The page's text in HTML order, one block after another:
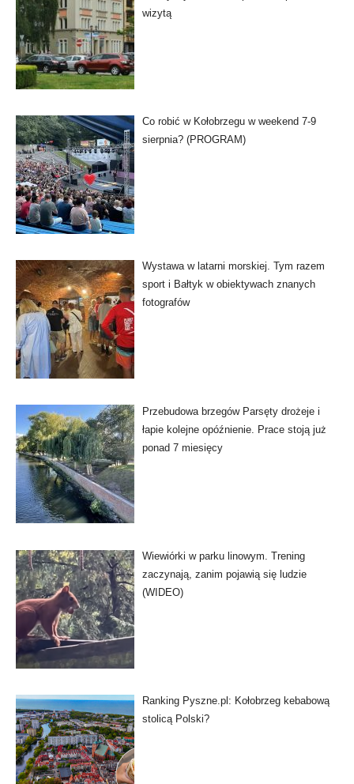
wizytą
Co robić w Kołobrzegu w weekend 7-9
sierpnia? (PROGRAM)
Wystawa w latarni morskiej. Tym razem
sport i Bałtyk w obiektywach znanych
fotografów
Przebudowa brzegów Parsęty drożeje i
łapie kolejne opóźnienie. Prace stoją już
ponad 7 miesięcy
Wiewiórki w parku linowym. Trening
zaczynają, zanim pojawią się ludzie
(WIDEO)
Ranking Pyszne.pl: Kołobrzeg kebabową
stolicą Polski?